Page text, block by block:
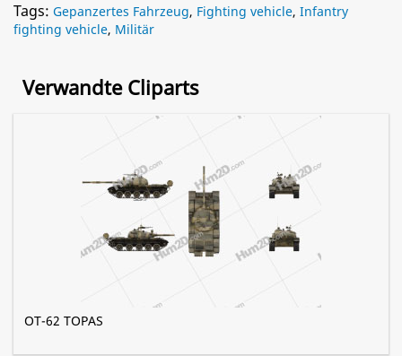
Tags: Gepanzertes Fahrzeug, Fighting vehicle, Infantry
fighting vehicle, Militär
Verwandte Cliparts
OT-62 TOPAS